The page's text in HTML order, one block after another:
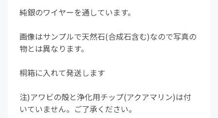
純銀のワイヤーを通しています。
画像はサンプルで天然石(合成石含む)なので写真の
物とは異なります。
桐箱に入れて発送します
注)アワビの殻と浄化用チップ(アクアマリン)は付
いていません。ご了承ください。